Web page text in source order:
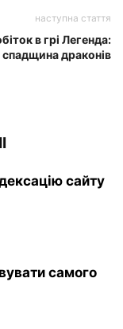
наступна стаття
в грі Легенда:
спадщина драконів
сайту
самого